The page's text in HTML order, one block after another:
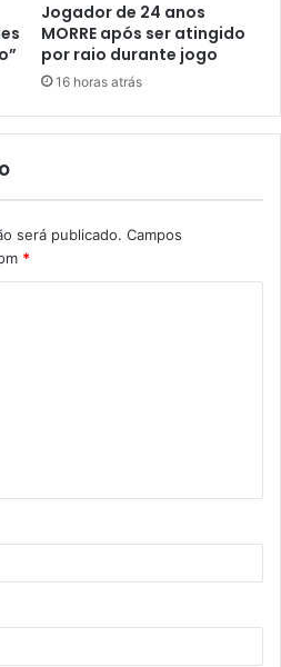
Jogador de 24 anos
MORRE após ser atingido
por raio durante jogo
16 horas atrás
será publicado. Campos
*